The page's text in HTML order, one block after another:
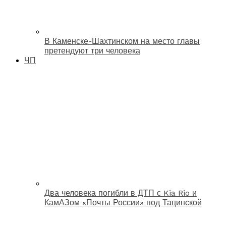
В Каменске-Шахтинском на место главы
претендуют три человека
ЧП
Два человека погибли в ДТП с Kia Rio и
КамАЗом «Почты России» под Тацинской